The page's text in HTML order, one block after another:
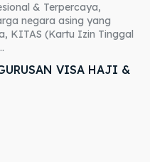
& Terpercaya,
negara asing yang
KITAS (Kartu Izin Tinggal
VISA HAJI &